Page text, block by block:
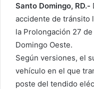
Santo Domingo, RD.-
accidente de tránsito
la Prolongación 27
Domingo Oeste.
Según versiones, el
vehículo en el que
poste del tendido